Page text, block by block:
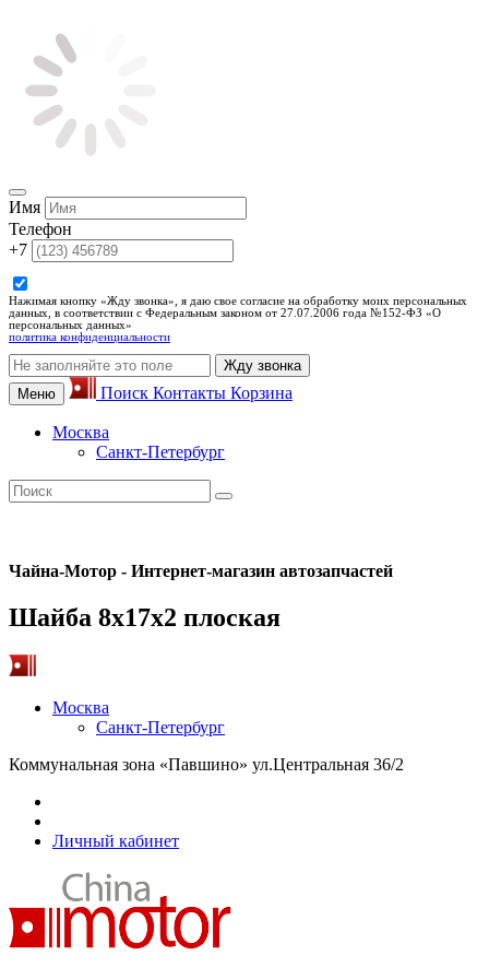
Имя
Телефон
+7
Нажимая кнопку «Жду звонка», я даю свое согласие на обработку моих персональных
данных, в соответствии с Федеральным законом от 27.07.2006 года №152-ФЗ «О
персональных данных»
политика конфиденциальности
Жду звонка
Меню
Поиск Контакты Корзина
Москва
Санкт-Петербург
Чайна-Мотор - Интернет-магазин автозапчастей
Шайба 8x17x2 плоская
Москва
Санкт-Петербург
Коммунальная зона «Павшино» ул.Центральная 36/2
Личный кабинет